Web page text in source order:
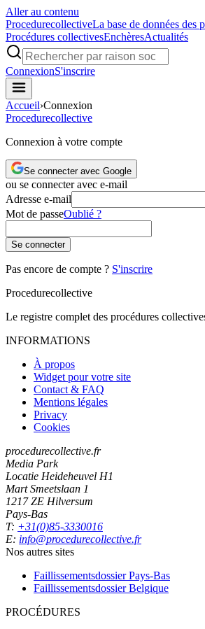
Aller au contenu
ProcedurecollectiveLa base de données des
Procédures collectivesEnchèresActualités
ConnexionS'inscrire
Accueil›Connexion
Procedurecollective
Connexion à votre compte
Se connecter avec Google
ou se connecter avec e-mail
Adresse e-mail
Mot de passeOublié ?
Se connecter
Pas encore de compte ? S'inscrire
Procedurecollective
Le registre complet des procédures
INFORMATIONS
À propos
Widget pour votre site
Contact & FAQ
Mentions légales
Privacy
Cookies
procedurecollective.fr
Media Park
Locatie Heideheuvel H1
Mart Smeetslaan 1
1217 ZE Hilversum
Pays-Bas
T: +31(0)85-3330016
E: info@procedurecollective.fr
Nos autres sites
Faillissementsdossier Pays-Bas
Faillissementsdossier Belgique
PROCÉDURES